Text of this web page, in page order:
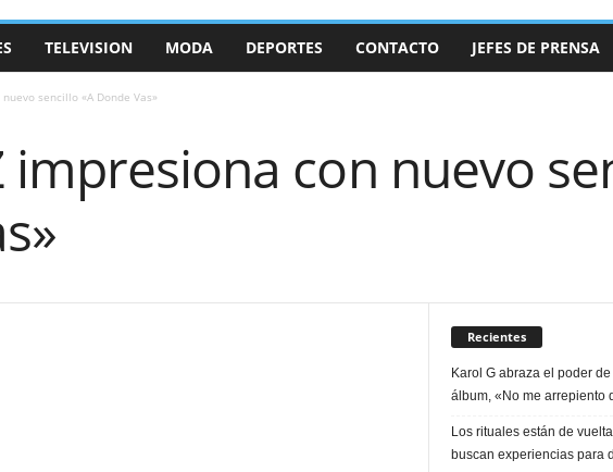
TELEVISION MODA DEPORTES CONTACTO JEFES DE PRENSA
sencillo «A Donde Vas»
impresiona con nuevo
Recientes
Karol G abraza el poder
álbum, «No me arrepiento
Los rituales están de
buscan experiencias para